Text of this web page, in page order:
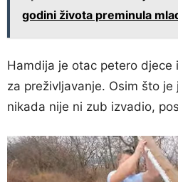
godini života preminula
Hamdija je otac petero djece
za preživljavanje. Osim što
nikada nije ni zub izvadio,